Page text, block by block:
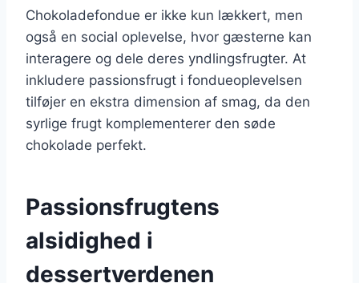
Chokoladefondue er ikke kun lækkert, men
også en social oplevelse, hvor gæsterne kan
interagere og dele deres yndlingsfrugter. At
inkludere passionsfrugt i fondueoplevelsen
tilføjer en ekstra dimension af smag, da den
syrlige frugt komplementerer den søde
chokolade perfekt.
Passionsfrugtens
alsidighed i
dessertverdenen